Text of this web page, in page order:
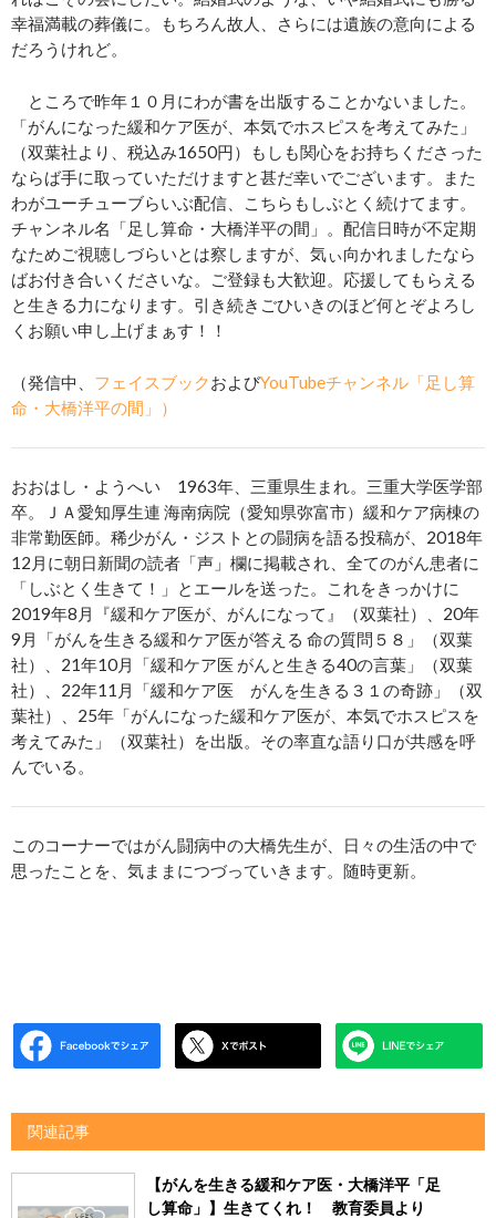
幸福満載の葬儀に。もちろん故人、さらには遺族の意向による
だろうけれど。
ところで昨年１０月にわが書を出版することかないました。
「がんになった緩和ケア医が、本気でホスピスを考えてみた」
（双葉社より、税込み1650円）もしも関心をお持ちくださった
ならば手に取っていただけますと甚だ幸いでございます。また
わがユーチューブらいぶ配信、こちらもしぶとく続けてます。
チャンネル名「足し算命・大橋洋平の間」。配信日時が不定期
なためご視聴しづらいとは察しますが、気ぃ向かれましたなら
ばお付き合いくださいな。ご登録も大歓迎。応援してもらえる
と生きる力になります。引き続きごひいきのほど何とぞよろし
くお願い申し上げまぁす！！
（発信中、 フェイスブックおよびYouTubeチャンネル「足し算
命・大橋洋平の間」）
おおはし・ようへい 1963年、三重県生まれ。三重大学医学部
卒。ＪＡ愛知厚生連 海南病院（愛知県弥富市）緩和ケア病棟の
非常勤医師。稀少がん・ジストとの闘病を語る投稿が、2018年
12月に朝日新聞の読者「声」欄に掲載され、全てのがん患者に
「しぶとく生きて！」とエールを送った。これをきっかけに
2019年8月『緩和ケア医が、がんになって』（双葉社）、20年
9月「がんを生きる緩和ケア医が答える 命の質問５８」（双葉
社）、21年10月「緩和ケア医 がんと生きる40の言葉」（双葉
社）、22年11月「緩和ケア医 がんを生きる３１の奇跡」（双
葉社）、25年「がんになった緩和ケア医が、本気でホスピスを
考えてみた」（双葉社）を出版。その率直な語り口が共感を呼
んでいる。
このコーナーではがん闘病中の大橋先生が、日々の生活の中で
思ったことを、気ままにつづっていきます。随時更新。
関連記事
【がんを生きる緩和ケア医・大橋洋平「足
し算命」】生きてくれ！ 教育委員より